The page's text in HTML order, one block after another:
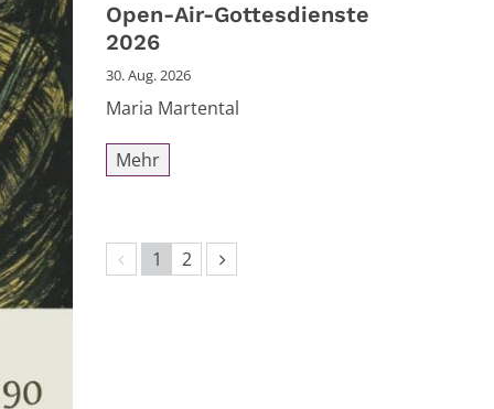
Datum: 30. August 2026
Open-Air-Gottesdienste
2026
30. Aug. 2026
Maria Martental
Mehr
Vorherige Seite
1 2 Nächste Seite